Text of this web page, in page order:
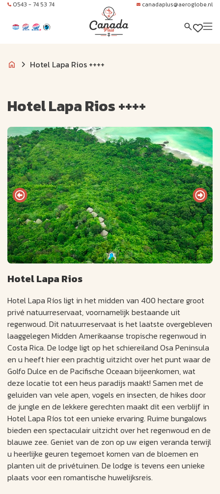
0543 - 74 53 74 canadaplus@aeroglobe.nl
Hotel Lapa Rios ++++
Hotel Lapa Rios ++++
Hotel Lapa Rios
Hotel Lapa Ríos ligt in het midden van 400 hectare groot
privé natuurreservaat, voornamelijk bestaande uit
regenwoud. Dit natuurreservaat is het laatste overgebleven
laaggelegen Midden Amerikaanse tropische regenwoud in
Costa Rica. De lodge ligt op het schiereiland Osa Peninsula
en u heeft hier een prachtig uitzicht over het punt waar de
Golfo Dulce en de Pacifische Oceaan bijeenkomen, wat
deze locatie tot een heus paradijs maakt! Samen met de
geluiden van vele apen, vogels en insecten, de hikes door
de jungle en de lekkere gerechten maakt dit een verblijf in
Hotel Lapa Ríos tot een unieke ervaring. Ruime bungalows
bieden een spectaculair uitzicht over het regenwoud en de
blauwe zee. Geniet van de zon op uw eigen veranda terwijl
u heerlijke geuren tegemoet komen van de bloemen en
planten uit de privétuinen. De lodge is tevens een unieke
plaats voor een romantische huwelijksreis.